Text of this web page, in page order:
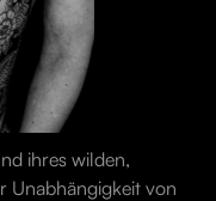
ihres wilden,
Unabhängigkeit von